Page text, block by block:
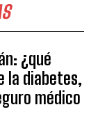
¿qué
la diabetes,
médico